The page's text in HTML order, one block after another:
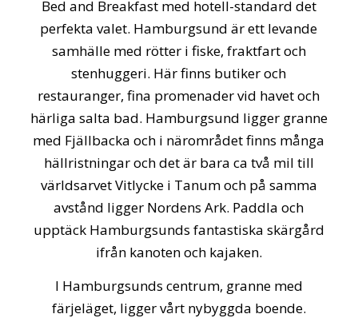
Bed and Breakfast med hotell-standard det
perfekta valet. Hamburgsund är ett levande
samhälle med rötter i fiske, fraktfart och
stenhuggeri. Här finns butiker och
restauranger, fina promenader vid havet och
härliga salta bad. Hamburgsund ligger granne
med Fjällbacka och i närområdet finns många
hällristningar och det är bara ca två mil till
världsarvet Vitlycke i Tanum och på samma
avstånd ligger Nordens Ark. Paddla och
upptäck Hamburgsunds fantastiska skärgård
ifrån kanoten och kajaken.
I Hamburgsunds centrum, granne med
färjeläget, ligger vårt nybyggda boende.